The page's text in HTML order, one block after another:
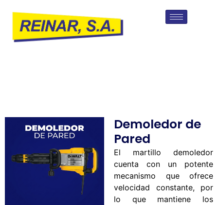
Demoledor de
Pared
El martillo demoledor
cuenta con un potente
mecanismo que ofrece
velocidad constante, por
lo que mantiene los